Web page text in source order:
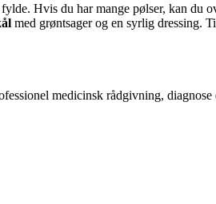
Hvis du har mange pølser, kan du
med grøntsager og en syrlig dressing.
medicinsk rådgivning,